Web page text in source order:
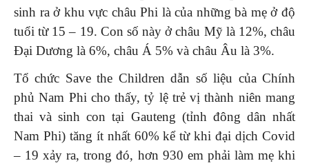
sinh ra ở khu vực châu Phi là của những bà mẹ ở độ
tuổi từ 15 – 19. Con số này ở châu Mỹ là 12%, châu
Đại Dương là 6%, châu Á 5% và châu Âu là 3%.
Tổ chức Save the Children dẫn số liệu của Chính
phủ Nam Phi cho thấy, tỷ lệ trẻ vị thành niên mang
thai và sinh con tại Gauteng (tỉnh đông dân nhất
Nam Phi) tăng ít nhất 60% kể từ khi đại dịch Covid
– 19 xảy ra, trong đó, hơn 930 em phải làm mẹ khi